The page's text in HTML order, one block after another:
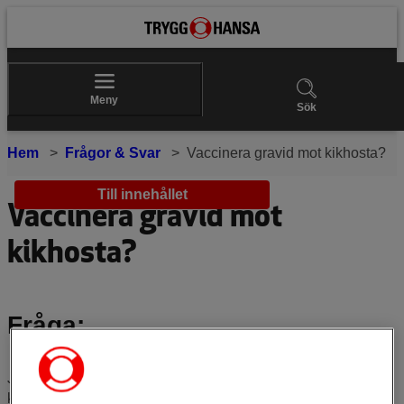
Till innehållet
Meny
Sök
Hem Frågor & Svar Vaccinera gravid mot kikhosta?
Vaccinera gravid mot
kikhosta?
Fråga:
Jag är gravid i
kikhosta för att bebisen skall få ett skydd fram tills dess egen